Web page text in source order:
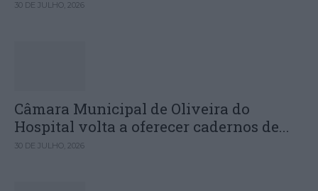
30 DE JULHO, 2026
Câmara Municipal de Oliveira do
Hospital volta a oferecer cadernos de...
30 DE JULHO, 2026